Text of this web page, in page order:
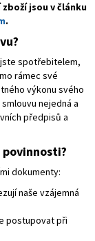
jsou v článku
.
spotřebitelem,
rámec své
výkonu svého
nejedná a
předpisů a
povinnosti?
dokumenty:
naše vzájemná
postupovat při